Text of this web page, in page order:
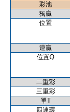
彩池
獨贏
位置
連贏
位置Q
二重彩
三重彩
單T
四連環